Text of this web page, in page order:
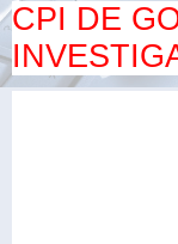
CPI DE